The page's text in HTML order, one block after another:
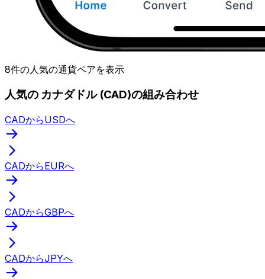
8件の人気の通貨ペアを表示
人気の カナダドル (CAD)の組み合わせ
CADからUSDへ
CADからEURへ
CADからGBPへ
CADからJPYへ